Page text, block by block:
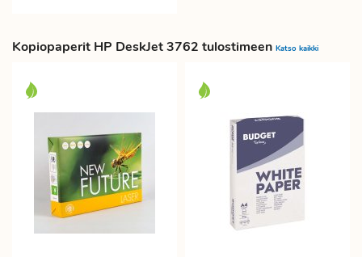
Kopiopaperit HP DeskJet 3762 tulostimeen Katso kaikki